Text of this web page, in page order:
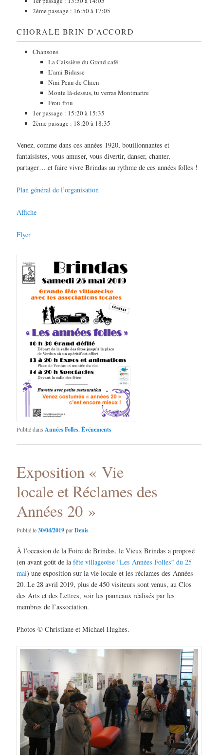
2ème passage : 16:50 à 17:05
CHORALE BRIN D’ACCORD
Chansons
La Caissière du Grand café
L’ami Bidasse
Nini Peau de Chien
Monte là-dessus, tu verras Montmartre
Frou-frou
1er passage : 15:20 à 15:35
2ème passage : 18:20 à 18:35
Venez, comme dans ces années 1920, bouillonnantes et
fantaisistes, vous amuser, vous divertir, danser, chanter,
partager… et faire vivre Brindas au rythme de ces années folles !
Plan général de l’organisation
Affiche
Flyer
Publié dans Années Folles ,Événements
Exposition « Vie
locale et Réclames des
Années 20 »
Publié le30/04/2019parDenis
À l’occasion de la Foire de Brindas, le Vieux Brindas a proposé
(en avant goût de lafête villageoise “Les Années Folles” du 25
mai) une exposition sur la vie locale et les réclames des Années
20. Le 28 avril 2019, plus de 450 visiteurs sont venus, au Clos
des Arts et des Lettres, voir les panneaux réalisés par les
membres de l’association.
Photos © Christiane et Michael Hughes.